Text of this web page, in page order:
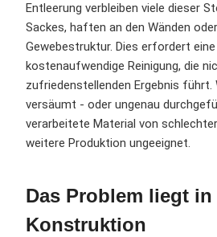
Entleerung verbleiben viele dieser
Sackes, haften an den Wänden
Gewebestruktur. Dies erfordert
kostenaufwendige Reinigung, die
zufriedenstellenden Ergebnis führt.
versäumt - oder ungenau
verarbeitete Material von
weitere Produktion ungeeignet.
Das Problem liegt in
Konstruktion